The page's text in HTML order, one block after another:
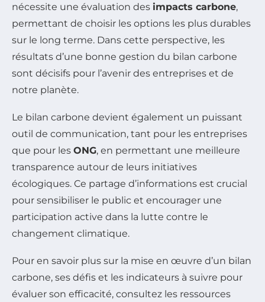
nécessite une évaluation des impacts carbone,
permettant de choisir les options les plus durables
sur le long terme. Dans cette perspective, les
résultats d’une bonne gestion du bilan carbone
sont décisifs pour l’avenir des entreprises et de
notre planète.
Le bilan carbone devient également un puissant
outil de communication, tant pour les entreprises
que pour les ONG, en permettant une meilleure
transparence autour de leurs initiatives
écologiques. Ce partage d’informations est crucial
pour sensibiliser le public et encourager une
participation active dans la lutte contre le
changement climatique.
Pour en savoir plus sur la mise en œuvre d’un bilan
carbone, ses défis et les indicateurs à suivre pour
évaluer son efficacité, consultez les ressources